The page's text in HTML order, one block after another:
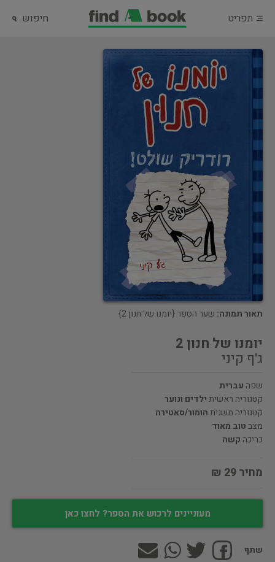
תפריט חיפוש
תאור תמונה: שער הספר {יומנו של חנון 2}
יומנו של חנון 2
ג'ף קיני
שפה עברית
קטגוריה ראשיתילדים ונוער
קטגוריה משניתהומור/סאטירה
מצבטוב מאוד
כריכה קשה
מחיר 29 ₪
מעוניינים לרכוש את הספר? לחצו כאן
שתף